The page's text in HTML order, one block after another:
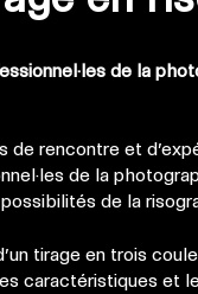
de la
de rencontre et
de la
de la
tirage en trois
caractéristiques et